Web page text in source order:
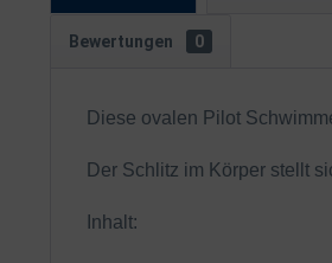
Bewertungen 0
Diese ovalen Pilot
Der Schlitz im Körper stellt
Inhalt: